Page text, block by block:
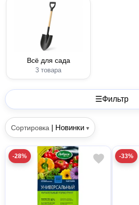
Всё для сада
3 товара
☰Фильтр
Сортировка | Новинки ▾
-28% -33%